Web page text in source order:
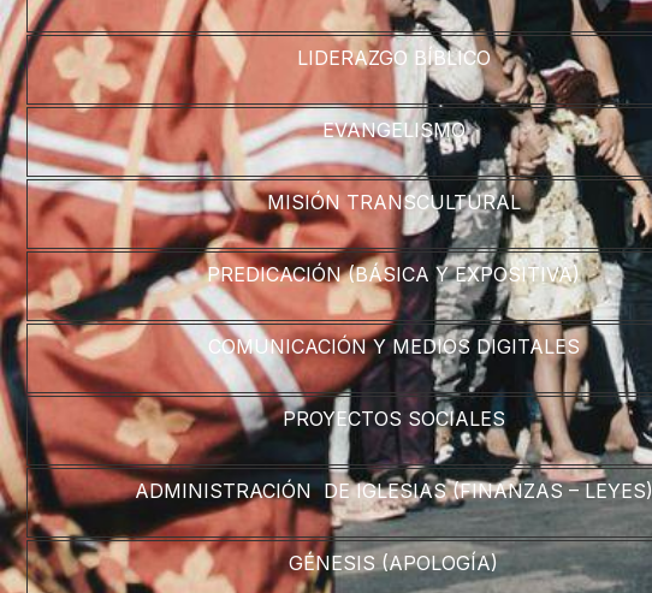
LIDERAZGO BÍBLICO
EVANGELISMO
MISIÓN TRANSCULTURAL
PREDICACIÓN (BÁSICA Y EXPOSITIVA)
COMUNICACIÓN Y MEDIOS DIGITALES
PROYECTOS SOCIALES
ADMINISTRACIÓN DE IGLESIAS (FINANZAS – LEYES)
GÉNESIS (APOLOGÍA)